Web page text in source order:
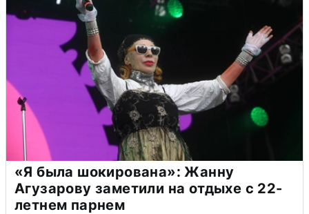
«Я была шокирована»: Жанну
Агузарову заметили на отдыхе с 22-
летнем парнем